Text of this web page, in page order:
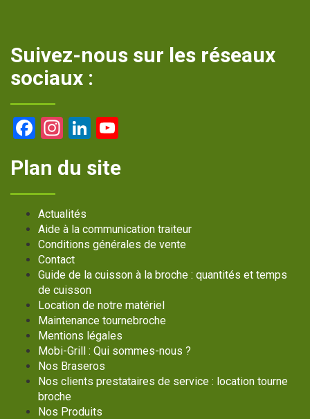
Suivez-nous sur les réseaux
sociaux :
Facebook
Instagram
LinkedIn
Plan du site
Actualités
Aide à la communication traiteur
Conditions générales de vente
Contact
Guide de la cuisson à la broche : quantités et temps
de cuisson
Location de notre matériel
Maintenance tournebroche
Mentions légales
Mobi-Grill : Qui sommes-nous ?
Nos Braseros
Nos clients prestataires de service : location tourne
broche
Nos Produits